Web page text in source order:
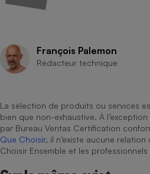
François Palemon
Rédacteur technique
La sélection de produits ou services
bien que non-exhaustive. À
par Bureau Veritas Certification
Que Choisir, il n’existe aucune
Choisir Ensemble et les